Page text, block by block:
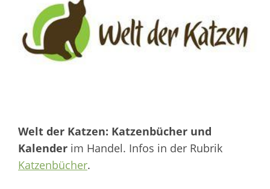
Welt der Katzen: Katzenbücher und
Kalender im Handel. Infos in der Rubrik
Katzenbücher.